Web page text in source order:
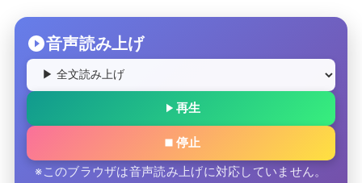
音声読み上げ
再生
停止
※このブラウザは音声読み上げに対応していません。